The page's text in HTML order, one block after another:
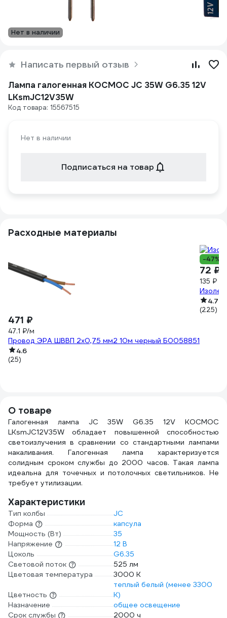
Нет в наличии
Написать первый отзыв
Лампа галогенная КОСМОС JC 35W G6.35 12V
LKsmJC12V35W
Код товара: 15567515
Нет в наличии
Подписаться на товар
Расходные материалы
471 ₽
47.1 ₽/м
Провод ЭРА ШВВП 2x0,75 мм2 10м черный Б0058851
4.6
(25)
-47%
72 ₽
135 ₽
4.7
(225)
О товаре
Галогенная лампа JC 35W G6.35 12V КОСМОС
LKsmJC12V35W обладает повышенной способностью
светоизлучения в сравнении со стандартными лампами
накаливания. Галогенная лампа характеризуется
солидным сроком службы до 2000 часов. Такая лампа
идеальна для точечных и потолочных светильников. Не
требует утилизации.
Характеристики
Тип колбы
JC
Форма
капсула
Мощность (Вт)
35
Напряжение
12 В
Цоколь
G6.35
Световой поток
525 лм
Цветовая температура
3000 К
Цветность
теплый белый (менее 3300
К)
Назначение
общее освещение
Срок службы
2000 ч